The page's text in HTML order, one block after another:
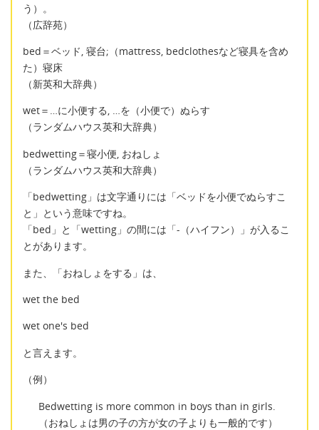
う）。
（広辞苑）
bed＝ベッド, 寝台;（mattress, bedclothesなど寝具を含め
た）寝床
（新英和大辞典）
wet＝…に小便する, …を（小便で）ぬらす
（ランダムハウス英和大辞典）
bedwetting＝寝小便, おねしょ
（ランダムハウス英和大辞典）
「bedwetting」は文字通りには「ベッドを小便でぬらすこ
と」という意味ですね。
「bed」と「wetting」の間には「-（ハイフン）」が入るこ
とがあります。
また、「おねしょをする」は、
wet the bed
wet one's bed
と言えます。
（例）
Bedwetting is more common in boys than in girls.
（おねしょは男の子の方が女の子よりも一般的です）